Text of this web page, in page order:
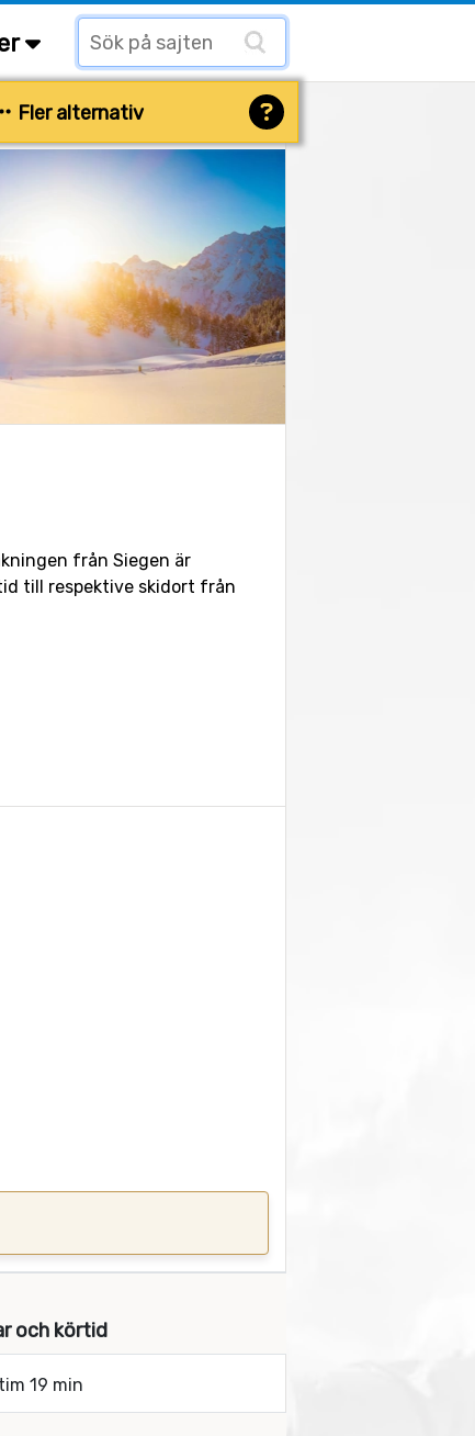
Fler alternativ
från Siegen är
till respektive skidort från
och körtid
19 min